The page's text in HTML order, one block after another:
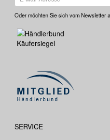
Oder möchten Sie sich vom Newsletter
SERVICE